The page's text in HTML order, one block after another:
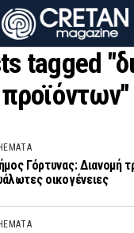
tagged
προϊόντων"
Γόρτυνας: Διανομή
οικογένειες